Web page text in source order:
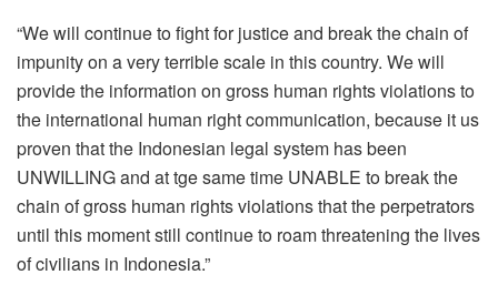
“We will continue to fight for justice and break the chain of
impunity on a very terrible scale in this country. We will
provide the information on gross human rights violations to
the international human right communication, because it us
proven that the Indonesian legal system has been
UNWILLING and at tge same time UNABLE to break the
chain of gross human rights violations that the perpetrators
until this moment still continue to roam threatening the lives
of civilians in Indonesia.”